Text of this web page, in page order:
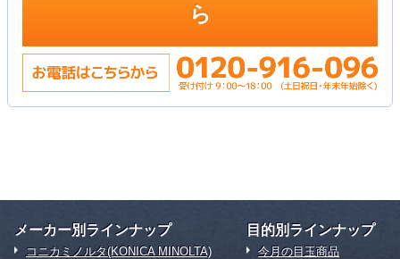
ら
メーカー別ラインナップ
コニカミノルタ(KONICA MINOLTA)
目的別ラインナップ
今月の目玉商品